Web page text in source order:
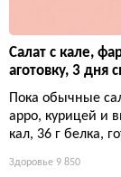
Салат с кале,
аготовку, 3 дня
Пока обычные
арро, курицей и
кал, 36 г белка,
Здоровье 9 850